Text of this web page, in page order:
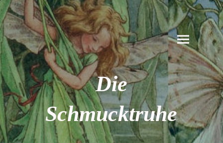
Die
Schmucktruhe